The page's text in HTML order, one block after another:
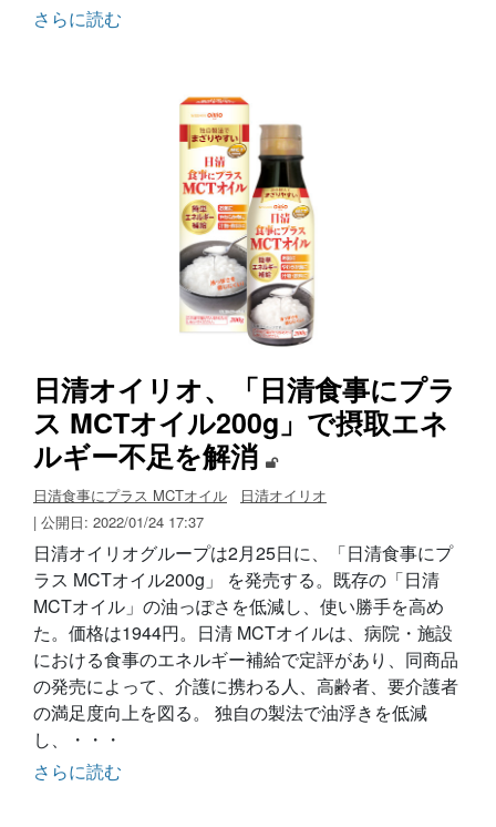
さらに読む
日清オイリオ、「日清食事にプラ
ス MCTオイル200g」で摂取エネ
ルギー不足を解消
日清食事にプラス MCTオイル
日清オイリオ
| 公開日: 2022/01/24 17:37
日清オイリオグループは2月25日に、「日清食事にプ
ラス MCTオイル200g」 を発売する。既存の「日清
MCTオイル」の油っぽさを低減し、使い勝手を高め
た。価格は1944円。日清 MCTオイルは、病院・施設
における食事のエネルギー補給で定評があり、同商品
の発売によって、介護に携わる人、高齢者、要介護者
の満足度向上を図る。 独自の製法で油浮きを低減
し、・・・
さらに読む